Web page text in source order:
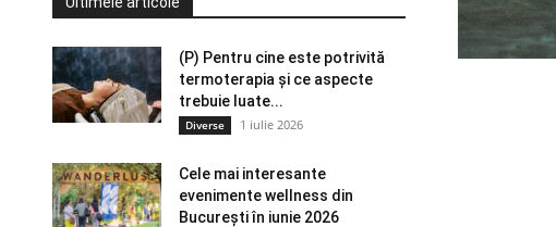
(P) Pentru cine este potrivită
termoterapia și ce aspecte
trebuie luate...
Diverse 1 iulie 2026
Cele mai interesante
evenimente wellness din
București în iunie 2026